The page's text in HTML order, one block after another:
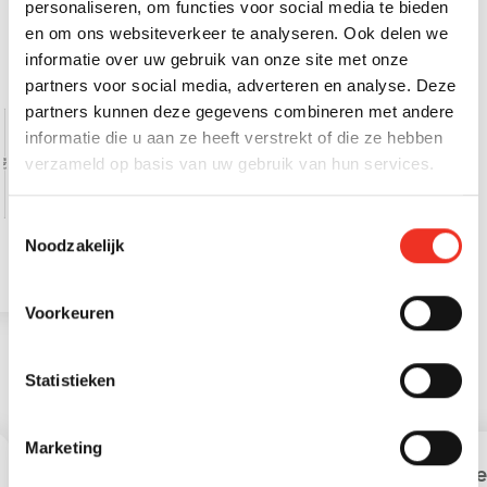
personaliseren, om functies voor social media te bieden
en om ons websiteverkeer te analyseren. Ook delen we
informatie over uw gebruik van onze site met onze
partners voor social media, adverteren en analyse. Deze
partners kunnen deze gegevens combineren met andere
informatie die u aan ze heeft verstrekt of die ze hebben
verzameld op basis van uw gebruik van hun services.
Noodzakelijk
Voorkeuren
Statistieken
Marketing